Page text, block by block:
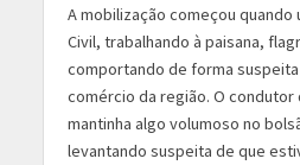
A mobilização começou quando
Civil, trabalhando à paisana,
comportando de forma suspeita
comércio da região. O
mantinha algo volumoso no
levantando suspeita de que